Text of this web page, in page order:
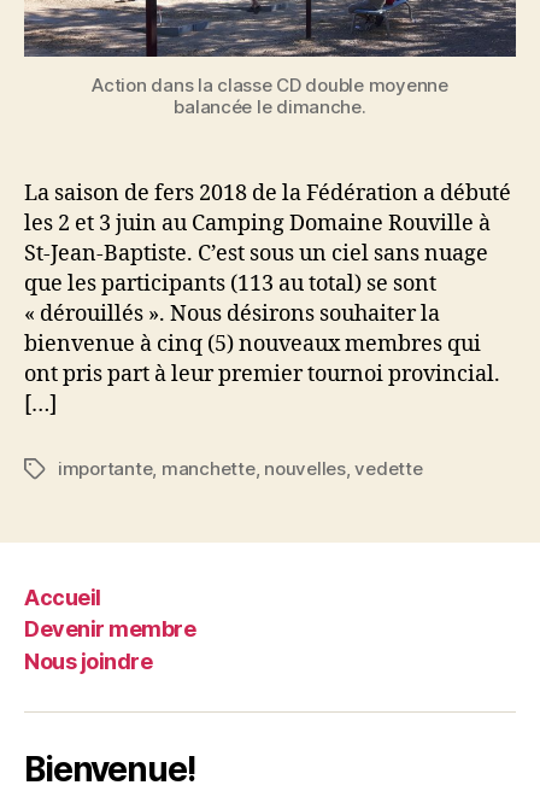
Action dans la classe CD double moyenne
balancée le dimanche.
La saison de fers 2018 de la Fédération a débuté
les 2 et 3 juin au Camping Domaine Rouville à
St-Jean-Baptiste. C’est sous un ciel sans nuage
que les participants (113 au total) se sont
« dérouillés ». Nous désirons souhaiter la
bienvenue à cinq (5) nouveaux membres qui
ont pris part à leur premier tournoi provincial.
[…]
Étiquettes
importante, manchette, nouvelles,vedette
Accueil
Devenir membre
Nous joindre
Bienvenue!